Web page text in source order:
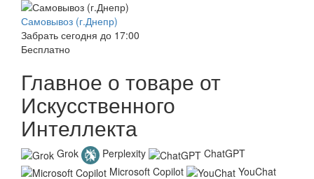
Самовывоз (г.Днепр)
Забрать сегодня до 17:00
Бесплатно
Главное о товаре от
Искусственного
Интеллекта
Grok Perplexity
ChatGPT
Microsoft Copilot
YouChat